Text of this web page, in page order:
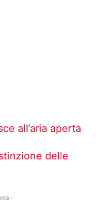
all’aria aperta
delle
-